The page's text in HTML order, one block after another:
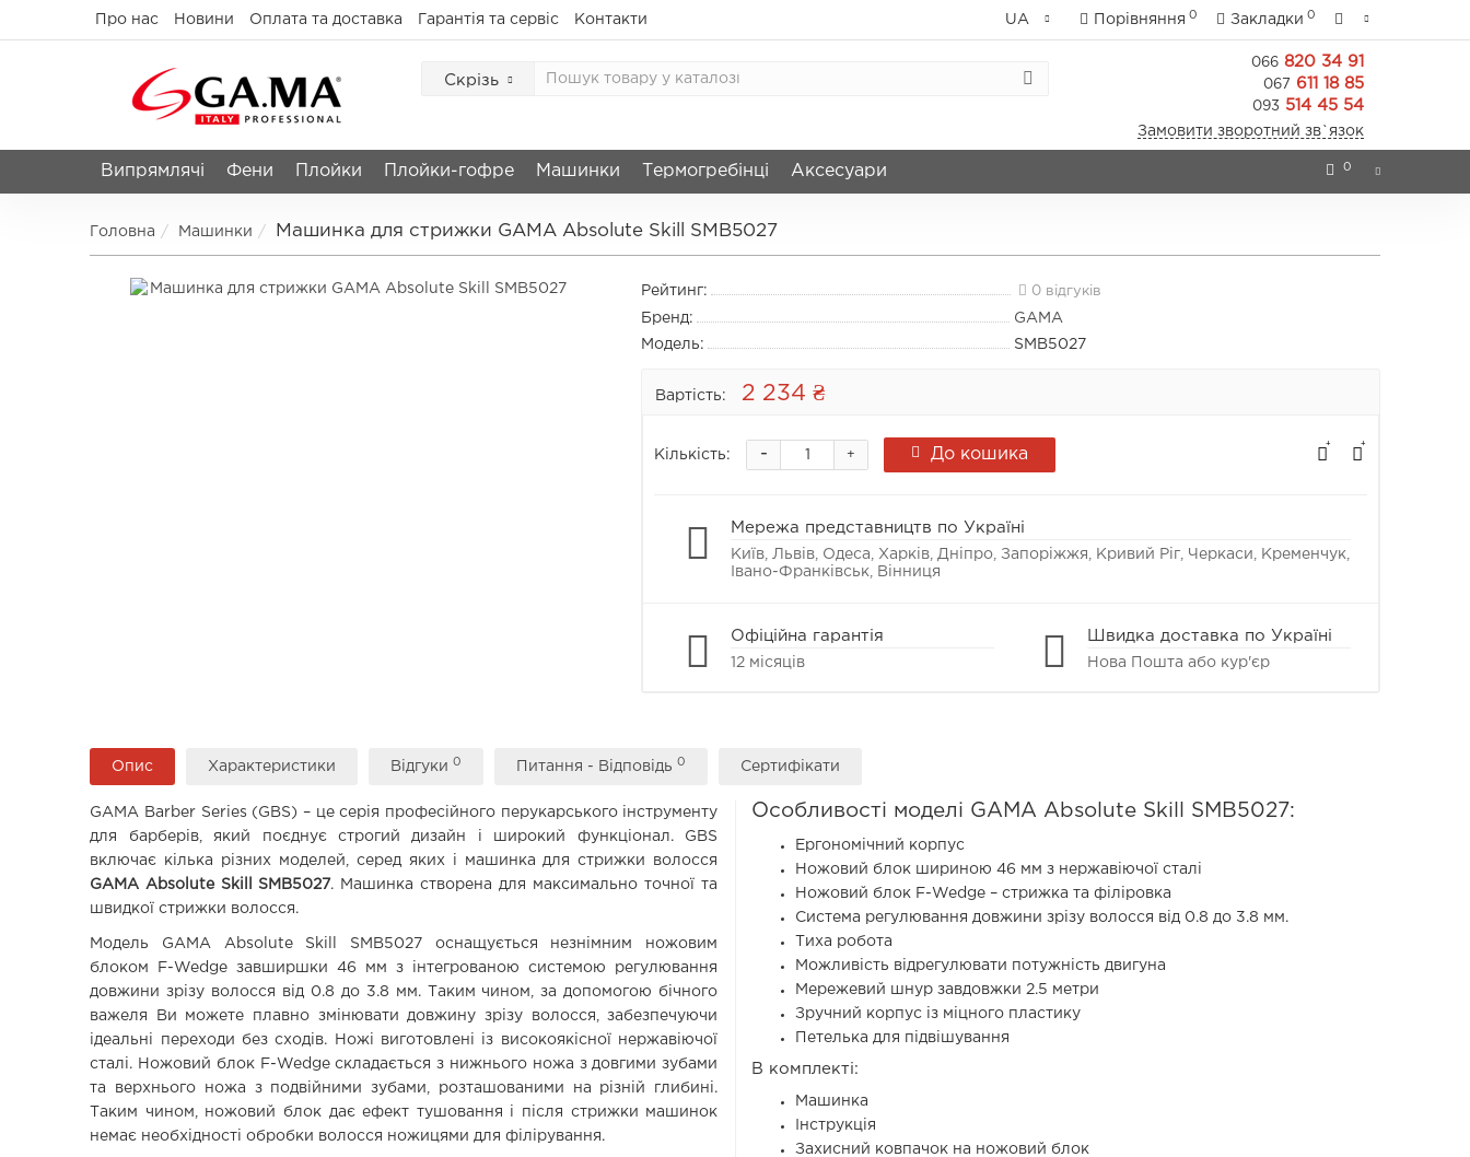
Про нас Новини Оплата та доставка Гарантія та сервіс Контакти UA Порівняння 0 Закладки 0
Скрізь
066820 34 91
067 611 18 85
093 514 45 54
Замовити зворотний зв`язок
Випрямлячі Фени Плойки Плойки-гофре Машинки Термогребінці Аксесуари 0
Головна Машинки Машинка для стрижки GAMA Absolute Skill SMB5027
Рейтинг: 0 відгуків
Бренд:
GAMA
Модель:
SMB5027
Вартість: 2 234 ₴
Кількість: +
- До кошика
Мережа представництв по Україні
Київ, Львів, Одеса, Харків, Дніпро, Запоріжжя, Кривий Ріг, Черкаси, Кременчук,
Івано-Франківськ, Вінниця
Офіційна гарантія
12 місяців
Швидка доставка по Україні
Нова Пошта або кур'єр
Опис Характеристики Відгуки0 Питання - Відповідь0 Сертифікати
GAMA Barber Series (GBS) – це серія професійного перукарського інструменту
для барберів, який поєднує строгий дизайн і широкий функціонал. GBS
включає кілька різних моделей, серед яких і машинка для стрижки волосся
GAMA Absolute Skill SMB5027. Машинка створена для максимально точної та
швидкої стрижки волосся.
Модель GAMA Absolute Skill SMB5027 оснащується незнімним ножовим
блоком F-Wedge завширшки 46 мм з інтегрованою системою регулювання
довжини зрізу волосся від 0.8 до 3.8 мм. Таким чином, за допомогою бічного
важеля Ви можете плавно змінювати довжину зрізу волосся, забезпечуючи
ідеальні переходи без сходів. Ножі виготовлені із високоякісної нержавіючої
сталі. Ножовий блок F-Wedge складається з нижнього ножа з довгими зубами
та верхнього ножа з подвійними зубами, розташованими на різній глибині.
Таким чином, ножовий блок дає ефект тушовання і після стрижки машинок
немає необхідності обробки волосся ножицями для філірування.
Особливості моделі GAMA Absolute Skill SMB5027:
Ергономічний корпус
Ножовий блок шириною 46 мм з нержавіючої сталі
Ножовий блок F-Wedge – стрижка та філіровка
Система регулювання довжини зрізу волосся від 0.8 до 3.8 мм.
Тиха робота
Можливість відрегулювати потужність двигуна
Мережевий шнур завдовжки 2.5 метри
Зручний корпус із міцного пластику
Петелька для підвішування
В комплекті:
Машинка
Інструкція
Захисний ковпачок на ножовий блок